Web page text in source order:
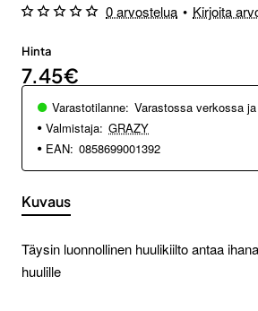
0 arvostelua • Kirjoita
Hinta
7.45€
Varastotilanne: Varastossa verkossa
Valmistaja: GRAZY
EAN: 0858699001392
Kuvaus
Täysin luonnollinen huulikiilto antaa
huulille